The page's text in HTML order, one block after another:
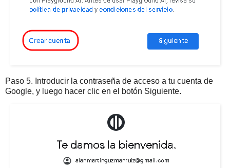
Paso 5. Introducir la contraseña de acceso a tu cuenta de
Google, y luego hacer clic en el botón Siguiente.